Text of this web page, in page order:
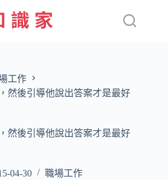
工作
然後引導他說出答案才是最好
然後引導他說出答案才是最好
04-30 職場工作